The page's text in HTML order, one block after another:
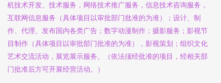
机技术开发、技术服务，网络技术推广服务，信息技术咨询服务，
互联网信息服务（具体项目以审批部门批准的为准）；设计、制
作、代理、发布国内各类广告；数字动漫制作；摄影服务；影视节
目制作（具体项目以审批部门批准的为准），影视策划；组织文化
艺术交流活动，展览展示服务。（依法须经批准的项目，经相关部
门批准后方可开展经营活动。）